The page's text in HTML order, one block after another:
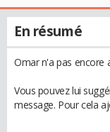
En résumé
Omar n'a pas encore
Vous pouvez lui
message. Pour cela